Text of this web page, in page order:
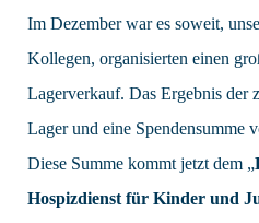
Im Dezember war es soweit,
Kollegen, organisierten einen
Lagerverkauf. Das Ergebnis der
Lager und eine Spendensumme
Diese Summe kommt jetzt dem „
Hospizdienst für Kinder und